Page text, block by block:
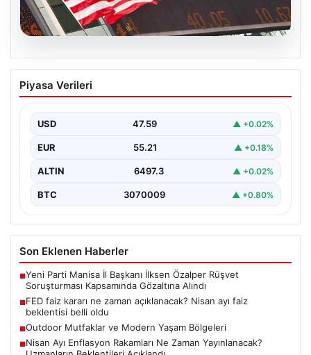
05.08.2026
FED faiz kararı ne zaman açıklanacak?
Nisan ayı faiz beklentisi belli oldu
Piyasa Verileri
USD 47.59 ▲ +0.02%
EUR 55.21 ▲ +0.18%
ALTIN 6497.3 ▲ +0.02%
BTC 3070009 ▲ +0.80%
Son Eklenen Haberler
■Yeni Parti Manisa İl Başkanı İlksen Özalper Rüşvet
Soruşturması Kapsamında Gözaltına Alındı
■FED faiz kararı ne zaman açıklanacak? Nisan ayı faiz
beklentisi belli oldu
■Outdoor Mutfaklar ve Modern Yaşam Bölgeleri
■Nisan Ayı Enflasyon Rakamları Ne Zaman Yayınlanacak?